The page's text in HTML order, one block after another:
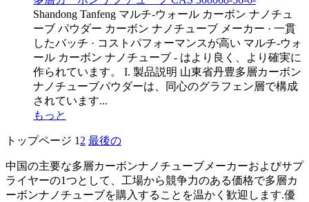
Shandong Tanfeng マルチ-ウォール カーボン ナノチュ
ーブ パウダー カーボン ナノチューブ メーカー · 一貫
したバッチ · コストパフォーマンスが高い マルチ-ウォ
ール カーボン ナノチューブ - はより良く、より確実に
作られています。 I. 製品説明 山東省丹豊多層カーボン
ナノチューブパウダーは、同心のグラフェン層で構成
されています...
もっと
トップページ 1 2 最後の
中国の主要な多層カーボンナノチューブメーカーおよびサプ
ライヤーの1つとして、工場から競争力のある価格で多層カ
ーボンナノチューブを購入することを温かく歓迎します.優